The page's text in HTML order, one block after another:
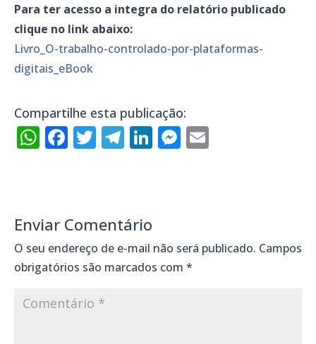
Para ter acesso a integra do relatório publicado
clique no link abaixo:
Livro_O-trabalho-controlado-por-plataformas-
digitais_eBook
Compartilhe esta publicação:
WhatsApp
Facebook
Twitter
Telegram
LinkedIn
Messenger
Enviar Comentário
O seu endereço de e-mail não será publicado. Campos
obrigatórios são marcados com *